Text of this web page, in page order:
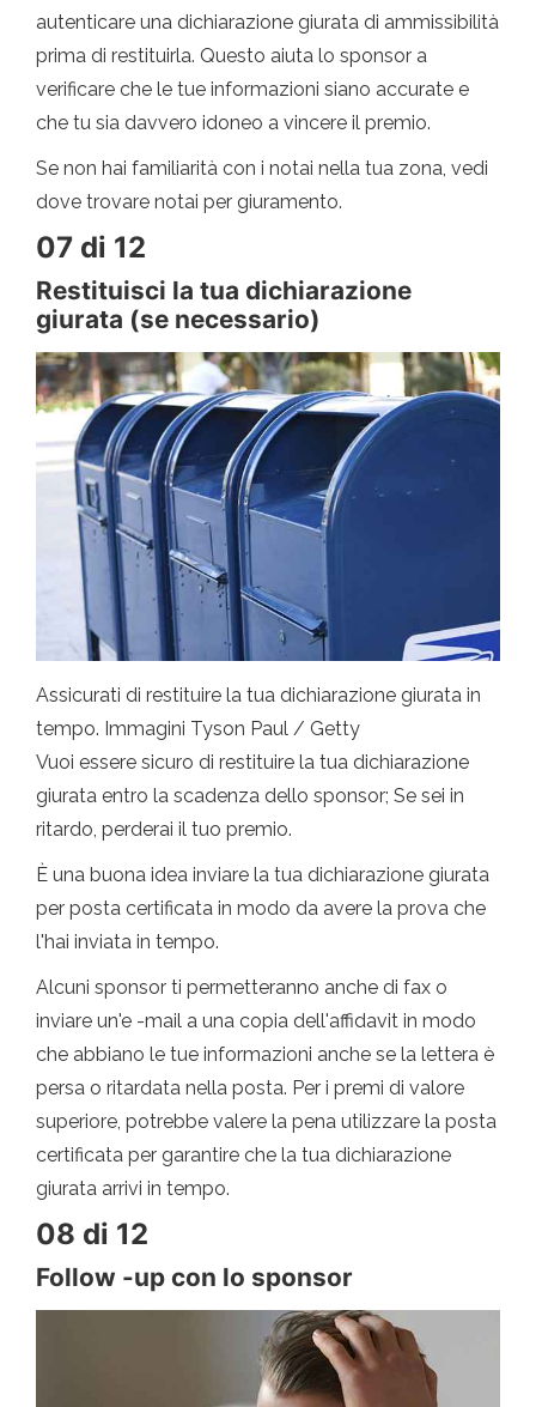
autenticare una dichiarazione giurata di ammissibilità
prima di restituirla. Questo aiuta lo sponsor a
verificare che le tue informazioni siano accurate e
che tu sia davvero idoneo a vincere il premio.
Se non hai familiarità con i notai nella tua zona, vedi
dove trovare notai per giuramento.
07 di 12
Restituisci la tua dichiarazione
giurata (se necessario)
Assicurati di restituire la tua dichiarazione giurata in
tempo. Immagini Tyson Paul / Getty
Vuoi essere sicuro di restituire la tua dichiarazione
giurata entro la scadenza dello sponsor; Se sei in
ritardo, perderai il tuo premio.
È una buona idea inviare la tua dichiarazione giurata
per posta certificata in modo da avere la prova che
l'hai inviata in tempo.
Alcuni sponsor ti permetteranno anche di fax o
inviare un'e -mail a una copia dell'affidavit in modo
che abbiano le tue informazioni anche se la lettera è
persa o ritardata nella posta. Per i premi di valore
superiore, potrebbe valere la pena utilizzare la posta
certificata per garantire che la tua dichiarazione
giurata arrivi in ​​tempo.
08 di 12
Follow -up con lo sponsor